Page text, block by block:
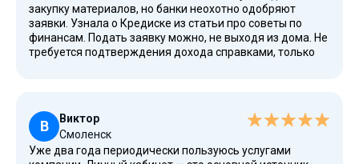
закупку материалов, но банки неохотно одобряют
заявки. Узнала о Кредиске из статьи про советы по
финансам. Подать заявку можно, не выходя из дома. Не
требуется подтверждения дохода справками, только
здесь очень удобно.
В
Виктор
Смоленск
Уже два года периодически пользуюсь услугами